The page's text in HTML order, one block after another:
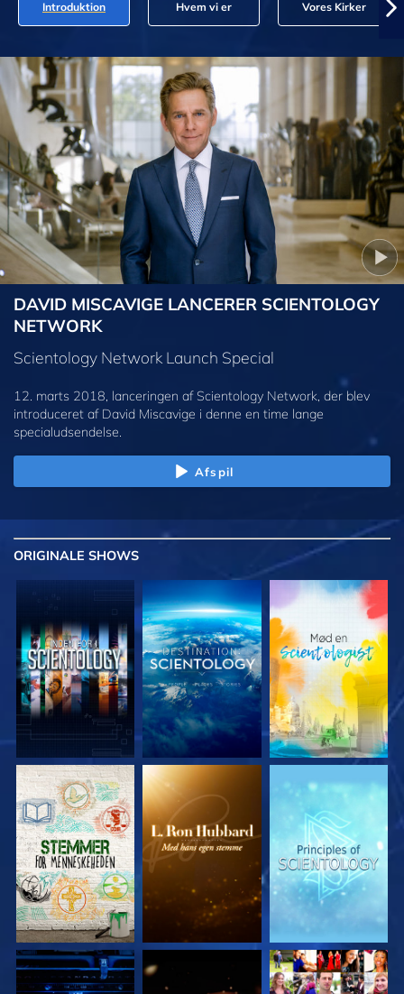
Introduktion Hvem vi er Vores Kirker
DAVID MISCAVIGE LANCERER SCIENTOLOGY
NETWORK
Scientology Network Launch Special
12. marts 2018, lanceringen af Scientology Network, der blev
introduceret af David Miscavige i denne en time lange
specialudsendelse.
Afspil
ORIGINALE SHOWS
UDFORSK SERIEN UDFORSK SERIEN UDFORSK SERIEN